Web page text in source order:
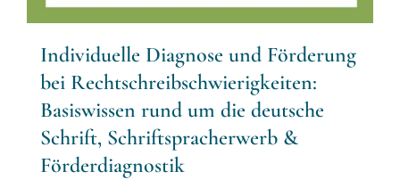
Individuelle Diagnose und Förderung
bei Rechtschreibschwierigkeiten:
Basiswissen rund um die deutsche
Schrift, Schriftspracherwerb &
Förderdiagnostik